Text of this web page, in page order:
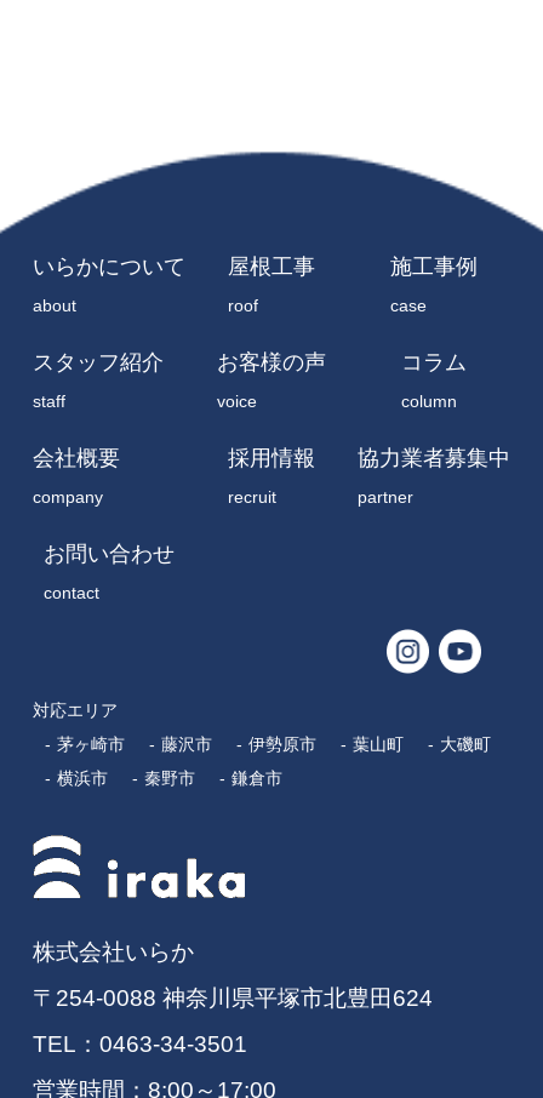
いらかについて
about
屋根工事
roof
施工事例
case
スタッフ紹介
staff
お客様の声
voice
コラム
column
会社概要
company
採用情報
recruit
協力業者募集中
partner
お問い合わせ
contact
対応エリア
茅ヶ崎市
藤沢市 伊勢原市 葉山町
大磯町
横浜市
秦野市 鎌倉市
株式会社いらか
〒254-0088 神奈川県平塚市北豊田624
TEL： 0463-34-3501
営業時間：8:00～17:00